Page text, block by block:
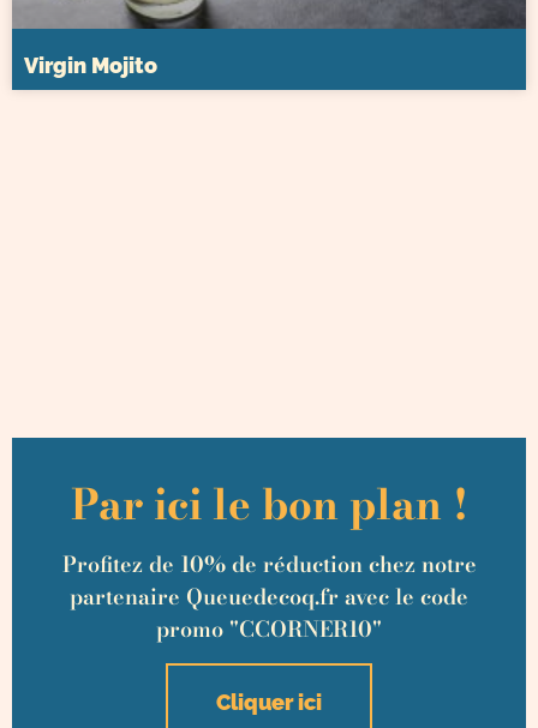
Virgin Mojito
Par ici le bon plan !
Profitez de 10% de réduction chez notre
partenaire Queuedecoq.fr avec le code
promo "CCORNER10"
Cliquer ici